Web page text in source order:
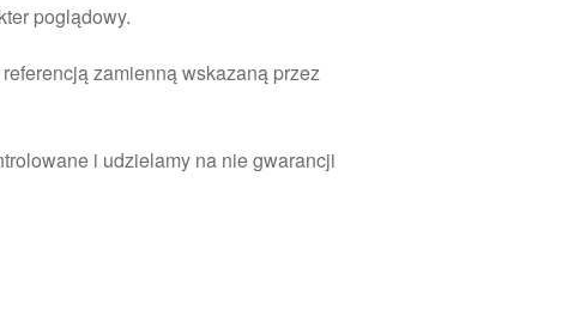
poglądowy.
zamienną wskazaną przez
i udzielamy na nie gwarancji